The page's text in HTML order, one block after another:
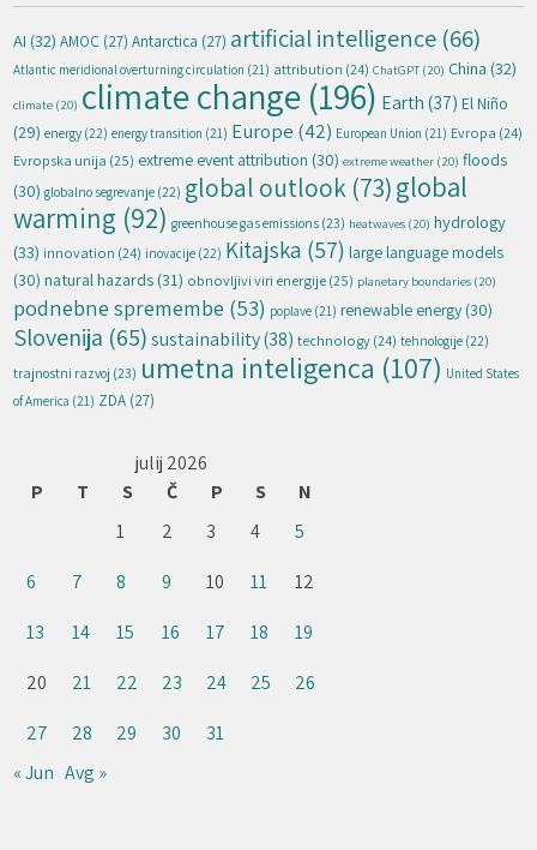
AI (32) AMOC (27) Antarctica (27) artificial intelligence (66)
Atlantic meridional overturning circulation (21) attribution (24) ChatGPT (20) China (32)
climate (20) climate change (196) Earth (37) El Niño
(29) energy (22) energy transition (21) Europe (42) European Union (21) Evropa (24)
Evropska unija (25) extreme event attribution (30) extreme weather (20) floods
(30) globalno segrevanje (22) global outlook (73)global
warming (92) greenhouse gas emissions (23) heatwaves (20) hydrology
(33) innovation (24) inovacije (22) Kitajska (57) large language models
(30) natural hazards (31) obnovljivi viri energije(25) planetary boundaries (20)
podnebne spremembe (53) poplave (21) renewable energy (30)
Slovenija (65) sustainability(38) technology(24) tehnologije (22)
trajnostni razvoj (23) umetna inteligenca (107) United States
of America (21) ZDA (27)
julij 2026
P
T S Č P S
N
1
2 3 4
5
6
7 8 9 10 11
12
13
14 15 16 17 18
19
20
21 22 23 24 25
26
27
28 29 30
31
« Jun Avg »